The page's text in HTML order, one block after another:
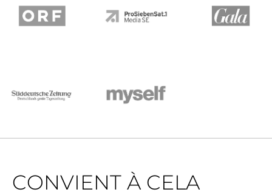
CONVIENT À CELA